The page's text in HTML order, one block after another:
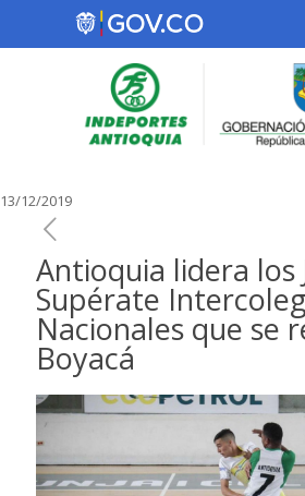
13/12/2019
Antioquia lidera los
Supérate
Nacionales que se
Boyacá